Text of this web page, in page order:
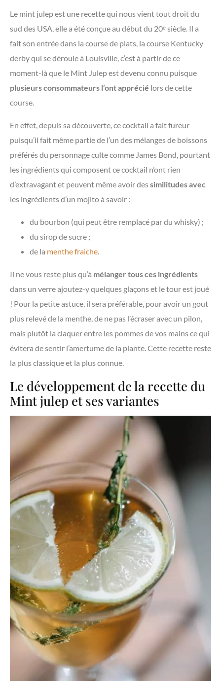
Le mint julep est une recette qui nous vient tout droit du
sud des USA, elle a été conçue au début du 20ᵉ siècle. Il a
fait son entrée dans la course de plats, la course Kentucky
derby qui se déroule à Louisville, c’est à partir de ce
moment-là que le Mint Julep est devenu connu puisque
plusieurs consommateurs l’ont apprécié lors de cette
course.
En effet, depuis sa découverte, ce cocktail a fait fureur
puisqu’il fait même partie de l’un des mélanges de boissons
préférés du personnage culte comme James Bond, pourtant
les ingrédients qui composent ce cocktail n’ont rien
d’extravagant et peuvent même avoir dessimilitudes avec
les ingrédients d’un mojito à savoir :
du bourbon (qui peut être remplacé par du whisky) ;
du sirop de sucre ;
de la menthe fraiche.
Il ne vous reste plus qu’à mélanger tous ces ingrédients
dans un verre ajoutez-y quelques glaçons et le tour est joué
! Pour la petite astuce, il sera préférable, pour avoir un gout
plus relevé de la menthe, de ne pas l’écraser avec un pilon,
mais plutôt la claquer entre les pommes de vos mains ce qui
évitera de sentir l’amertume de la plante. Cette recette reste
la plus classique et la plus connue.
Le développement de la recette du
Mint julep et ses variantes